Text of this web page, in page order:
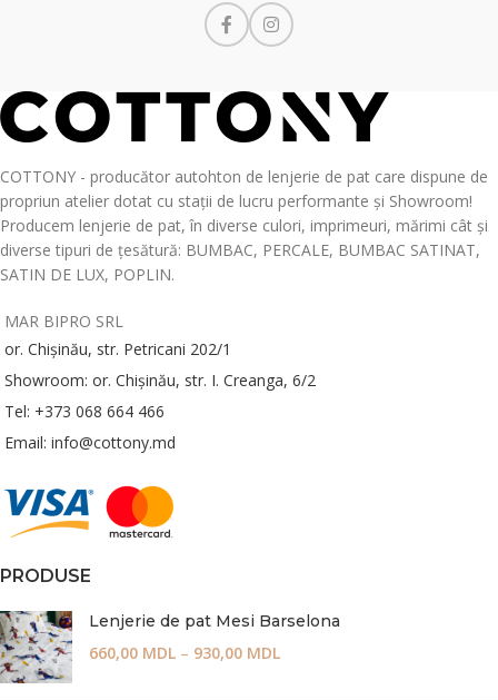
COTTONY - producător autohton de lenjerie de pat care dispune de
propriun atelier dotat cu stații de lucru performante și Showroom!
Producem lenjerie de pat, în diverse culori, imprimeuri, mărimi cât și
diverse tipuri de țesătură: BUMBAC, PERCALE, BUMBAC SATINAT,
SATIN DE LUX, POPLIN.
MAR BIPRO SRL
or. Chișinău, str. Petricani 202/1
Showroom: or. Chișinău, str. I. Creanga, 6/2
Tel: +373 068 664 466
Email: info@cottony.md
PRODUSE
Lenjerie de pat Mesi Barselona
660,00 MDL – 930,00 MDL